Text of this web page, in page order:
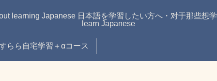
learning Japanese 日本語を学習したい方へ・对于那些想
learn Japanese
らら自宅学習＋αコース